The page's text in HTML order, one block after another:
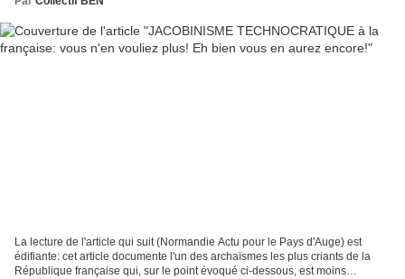
La lecture de l'article qui suit (Normandie Actu pour le Pays d'Auge) est
édifiante: cet article documente l'un des archaïsmes les plus criants de la
République française qui, sur le point évoqué ci-dessous, est moins